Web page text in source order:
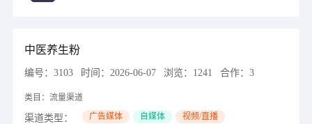
中医养生粉
编号： 3103 时间： 2026-06-07 浏览： 1241 合作： 3
类目： 流量渠道
渠道类型： 广告媒体 自媒体 视频/直播